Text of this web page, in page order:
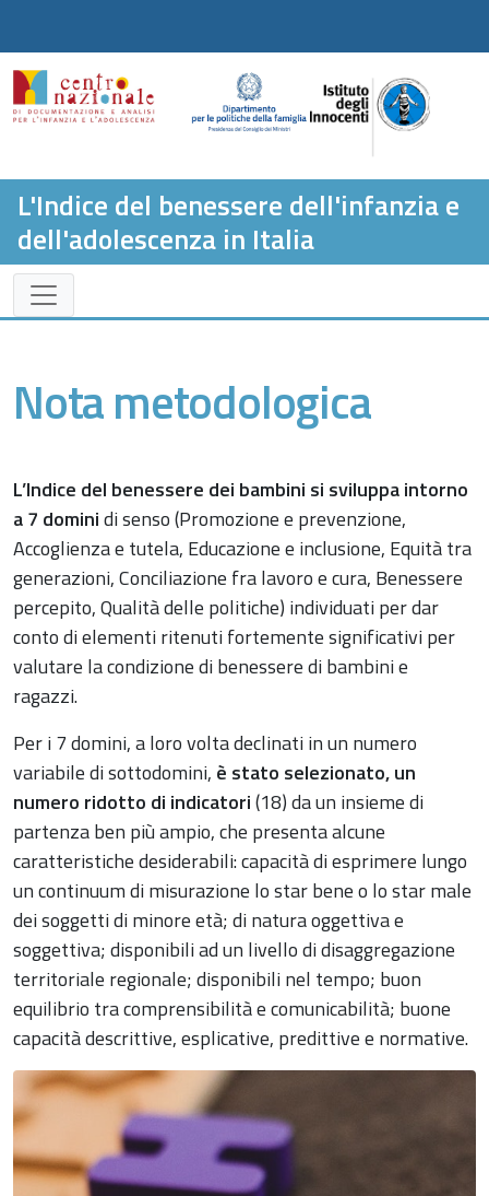
L'Indice del benessere dell'infanzia e
dell'adolescenza in Italia
Nota metodologica
L’Indice del benessere dei bambini si sviluppa intorno
a 7 dominidi senso (Promozione e prevenzione,
Accoglienza e tutela, Educazione e inclusione, Equità tra
generazioni, Conciliazione fra lavoro e cura, Benessere
percepito, Qualità delle politiche) individuati per dar
conto di elementi ritenuti fortemente significativi per
valutare la condizione di benessere di bambini e
ragazzi.
Per i 7 domini, a loro volta declinati in un numero
variabile di sottodomini, è stato selezionato, un
numero ridotto di indicatori(18) da un insieme di
partenza ben più ampio, che presenta alcune
caratteristiche desiderabili: capacità di esprimere lungo
un continuum di misurazione lo star bene o lo star male
dei soggetti di minore età; di natura oggettiva e
soggettiva; disponibili ad un livello di disaggregazione
territoriale regionale; disponibili nel tempo; buon
equilibrio tra comprensibilità e comunicabilità; buone
capacità descrittive, esplicative, predittive e normative.